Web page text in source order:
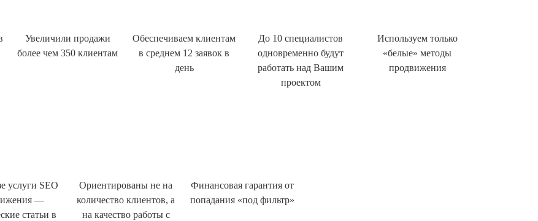
Увеличили продажи
более чем 350 клиентам
Обеспечиваем клиентам
в среднем 12 заявок в
день
До 10 специалистов
одновременно будут
работать над Вашим
проектом
Используем только
«белые» методы
продвижения
услуги SEO
—
статьи в
Ориентированы не на
количество клиентов, а
на качество работы с
Финансовая гарантия от
попадания «под фильтр»